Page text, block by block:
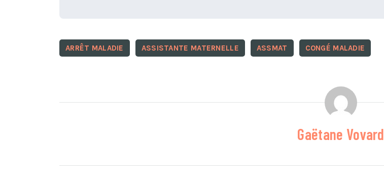
ARRÊT MALADIE ASSISTANTE MATERNELLE ASSMAT CONGÉ MALADIE
Gaëtane Vovard